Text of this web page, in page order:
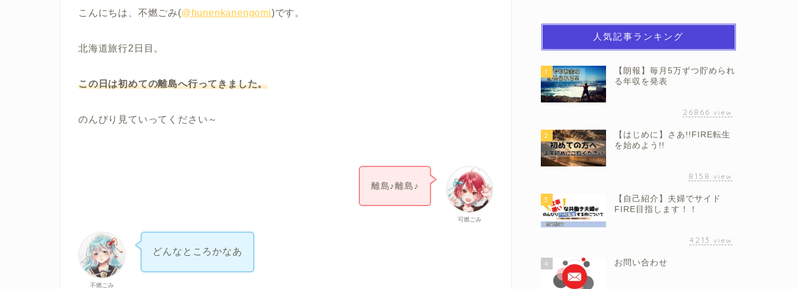
こんにちは、不燃ごみ(@hunenkanengomi)です。
北海道旅行2日目。
この日は初めての離島へ行ってきました。
のんびり見ていってください～
可燃ごみ
離島♪離島♪
不燃ごみ
どんなところかなあ
人気記事ランキング
1
【朗報】毎月5万ずつ貯められ
る年収を発表
26866 view
2
【はじめに】さあ!!FIRE転生
を始めよう!!
8158 view
3
【自己紹介】夫婦でサイド
FIRE目指します！！
4213 view
4 お問い合わせ